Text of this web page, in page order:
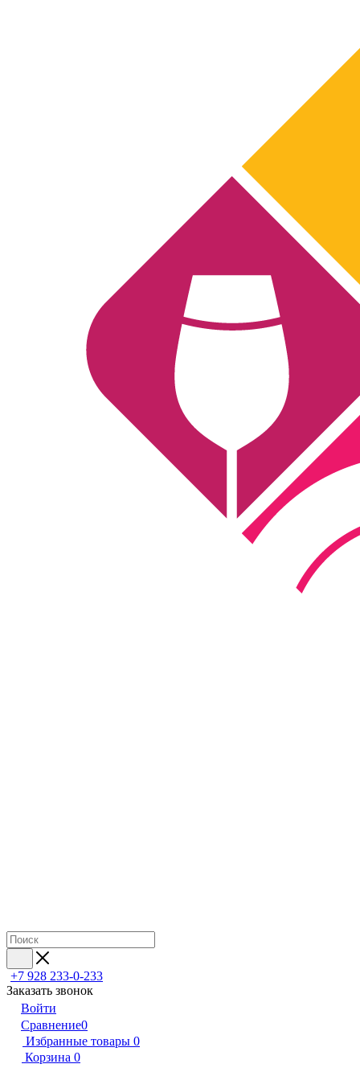
+7 928 233-0-233
Заказать звонок
Войти
Сравнение0
Избранные товары 0
Корзина 0